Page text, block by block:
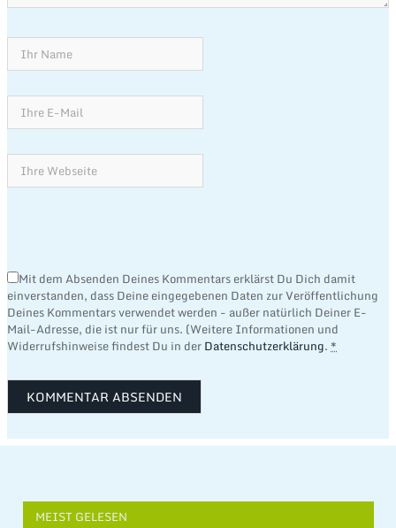
Mit dem Absenden Deines Kommentars erklärst Du Dich damit
einverstanden, dass Deine eingegebenen Daten zur Veröffentlichung
Deines Kommentars verwendet werden - außer natürlich Deiner E-
Mail-Adresse, die ist nur für uns. (Weitere Informationen und
Widerrufshinweise findest Du in derDatenschutzerklärung.*
MEIST GELESEN